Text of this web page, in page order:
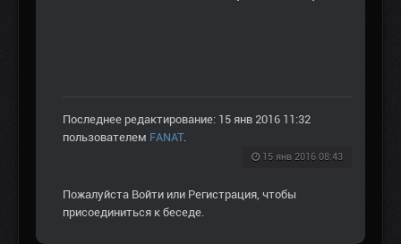
Последнее редактирование: 15 янв 2016 11:32
пользователем FANAT.
15 янв 2016 08:43
Пожалуйста Войти или Регистрация, чтобы
присоединиться к беседе.